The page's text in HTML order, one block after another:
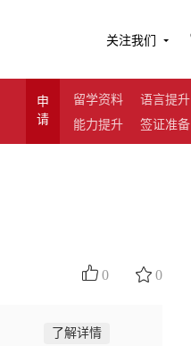
关注我们
申
请
留学资料
语言提升
能力提升
签证准备
0 0
了解详情